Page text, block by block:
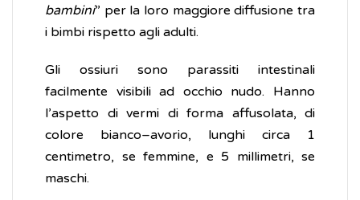
bambini” per la loro maggiore diffusione tra
i bimbi rispetto agli adulti.
Gli ossiuri sono parassiti intestinali
facilmente visibili ad occhio nudo. Hanno
l’aspetto di vermi di forma affusolata, di
colore bianco–avorio, lunghi circa 1
centimetro, se femmine, e 5 millimetri, se
maschi.